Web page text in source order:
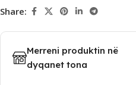
Share:
Merreni produktin në
dyqanet tona